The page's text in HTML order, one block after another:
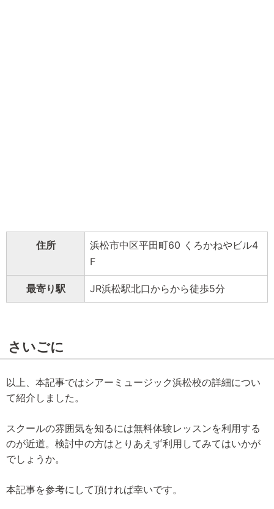
住所
浜松市中区平田町60 くろかねやビル4
F
最寄り駅 JR浜松駅北口からから徒歩5分
さいごに
以上、本記事ではシアーミュージック浜松校の詳細につい
て紹介しました。
スクールの雰囲気を知るには無料体験レッスンを利用する
のが近道。検討中の方はとりあえず利用してみてはいかが
でしょうか。
本記事を参考にして頂ければ幸いです。